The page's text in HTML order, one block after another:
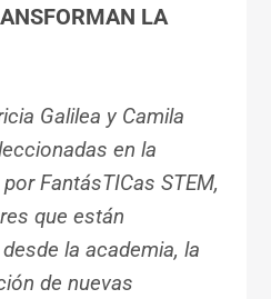
LA
Galilea y Camila
en la
FantásTICas STEM,
que están
la academia, la
de nuevas